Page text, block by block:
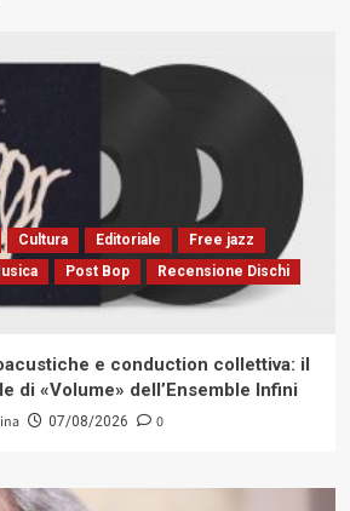
Cultura Editoriale
Free jazz
Post Bop
Recensione Dischi
e conduction collettiva: il
di «Volume» dell’Ensemble Infini
07/08/2026 0